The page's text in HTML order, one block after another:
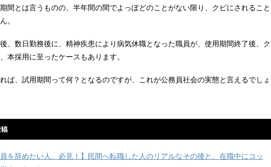
間とは言うものの、半年間の間でよっぽどのことがない限り、クビにされること
。
、数日勤務後に、精神疾患により病気休職となった職員が、使用期間終了後、ク
本採用に至ったケースもあります。
れば、試用期間って何？となるのですが、これが公務員社会の実態と言えるでしょ
員を辞めたい人、必見！】民間へ転職した人のリアルなその後と、在職中にコッ